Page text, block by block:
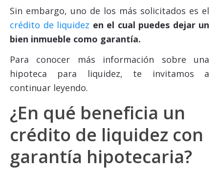
Sin embargo, uno de los más solicitados es el
crédito de liquidez en el cual puedes dejar un
bien inmueble como garantía.
Para conocer más información sobre una
hipoteca para liquidez, te invitamos a
continuar leyendo.
¿En qué beneficia un
crédito de liquidez con
garantía hipotecaria?